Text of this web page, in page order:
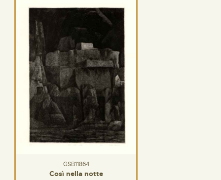
GSB11864
Così nella notte